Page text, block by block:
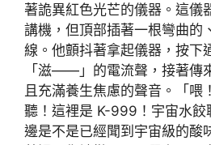
著詭異紅色光芒的儀器。這儀
講機，但頂部插著一根彎曲的
線。他顫抖著拿起儀器，按下
「滋——」的電流聲，接著傳
且充滿養生焦慮的聲音。「喂
聽！這裡是 K-999！宇宙水餃
邊是不是已經聞到宇宙級的酸